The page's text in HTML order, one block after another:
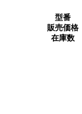
型番
販売価格
在庫数